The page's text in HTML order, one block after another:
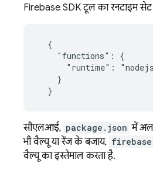
Firebase SDK टूल का रनटाइम
  {
    "functions": {
"runtime":
    }
सीएलआई, package.json में
भी वैल्यू या रेंज के बजाय,
वैल्यू का इस्तेमाल करता है.